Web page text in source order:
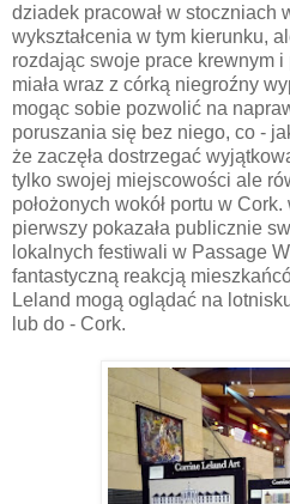
dziadek pracował w stoczniach
wykształcenia w tym kierunku,
rozdając swoje prace krewnym i
miała wraz z córką niegroźny
mogąc sobie pozwolić na
poruszania się bez niego, co -
że zaczęła dostrzegać
tylko swojej miejscowości ale
położonych wokół portu w
pierwszy pokazała publicznie
lokalnych festiwali w Passage
fantastyczną reakcją
Leland mogą oglądać na
lub do - Cork.